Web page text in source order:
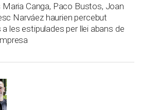
Canga, Paco Bustos, Joan
Narváez haurien percebut
les estipulades per llei abans de